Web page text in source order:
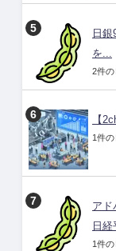
日
を...
2件の
【
1件
アド
日経
1件